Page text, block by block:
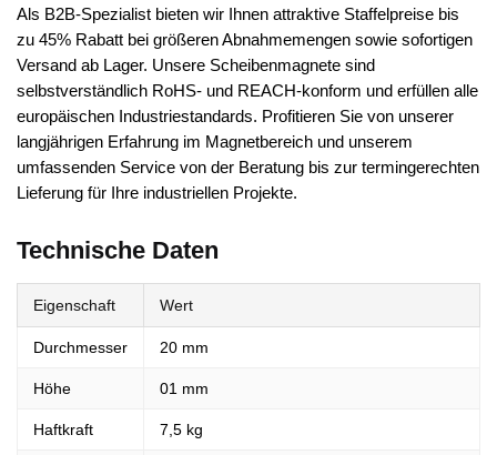
Als B2B-Spezialist bieten wir Ihnen attraktive Staffelpreise bis
zu 45% Rabatt bei größeren Abnahmemengen sowie sofortigen
Versand ab Lager. Unsere Scheibenmagnete sind
selbstverständlich RoHS- und REACH-konform und erfüllen alle
europäischen Industriestandards. Profitieren Sie von unserer
langjährigen Erfahrung im Magnetbereich und unserem
umfassenden Service von der Beratung bis zur termingerechten
Lieferung für Ihre industriellen Projekte.
Technische Daten
Eigenschaft Wert
Durchmesser 20 mm
Höhe 01 mm
Haftkraft 7,5 kg